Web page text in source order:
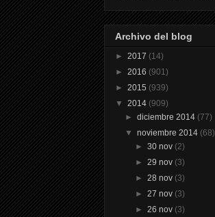
Archivo del blog
► 2017 (14)
► 2016 (901)
► 2015 (939)
▼ 2014 (909)
►diciembre 2014 (77)
▼noviembre 2014 (68)
► 30 nov (2)
► 29 nov (3)
► 28 nov (3)
► 27 nov (3)
► 26 nov (3)